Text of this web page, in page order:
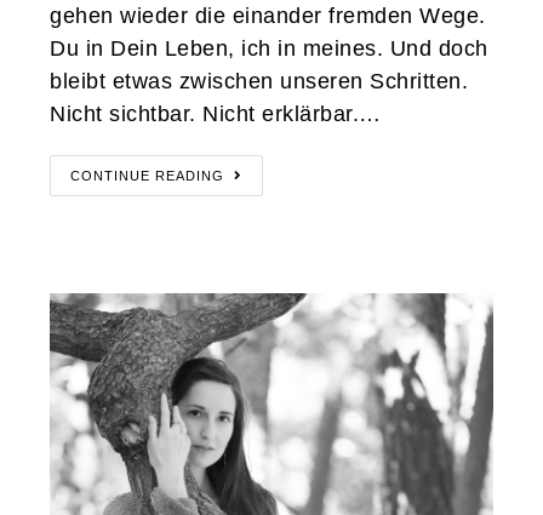
gehen wieder die einander fremden Wege.
Du in Dein Leben, ich in meines. Und doch
bleibt etwas zwischen unseren Schritten.
Nicht sichtbar. Nicht erklärbar.…
CONTINUE READING